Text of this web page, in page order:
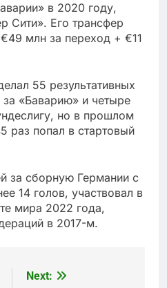
в 2020 году,
Сити». Его трансфер
млн за переход + €11
55 результативных
«Баварию» и четыре
но в прошлом
раз попал в стартовый
за сборную Германии с
14 голов, участвовал в
мира 2022 года,
в 2017-м.
Next: